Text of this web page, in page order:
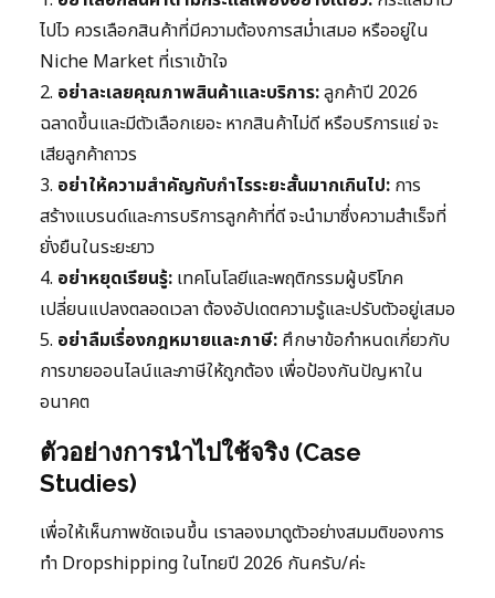
ไปไว ควรเลือกสินค้าที่มีความต้องการสม่ำเสมอ หรืออยู่ใน
Niche Market ที่เราเข้าใจ
2. อย่าละเลยคุณภาพสินค้าและบริการ:ลูกค้าปี 2026
ฉลาดขึ้นและมีตัวเลือกเยอะ หากสินค้าไม่ดี หรือบริการแย่ จะ
เสียลูกค้าถาวร
3. อย่าให้ความสำคัญกับกำไรระยะสั้นมากเกินไป: การ
สร้างแบรนด์และการบริการลูกค้าที่ดี จะนำมาซึ่งความสำเร็จที่
ยั่งยืนในระยะยาว
4. อย่าหยุดเรียนรู้: เทคโนโลยีและพฤติกรรมผู้บริโภค
เปลี่ยนแปลงตลอดเวลา ต้องอัปเดตความรู้และปรับตัวอยู่เสมอ
5. อย่าลืมเรื่องกฎหมายและภาษี: ศึกษาข้อกำหนดเกี่ยวกับ
การขายออนไลน์และภาษีให้ถูกต้อง เพื่อป้องกันปัญหาใน
อนาคต
ตัวอย่างการนำไปใช้จริง (Case
Studies)
เพื่อให้เห็นภาพชัดเจนขึ้น เราลองมาดูตัวอย่างสมมติของการ
ทำ Dropshipping ในไทยปี 2026 กันครับ/ค่ะ